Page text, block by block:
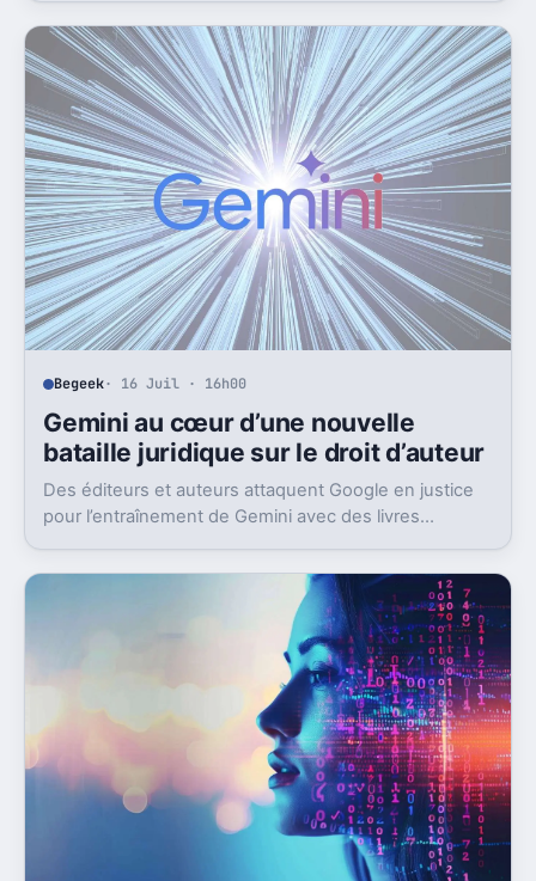
Begeek· 16 Juil · 16h00
Gemini au cœur d’une nouvelle
bataille juridique sur le droit d’auteur
Des éditeurs et auteurs attaquent Google en justice
pour l’entraînement de Gemini avec des livres